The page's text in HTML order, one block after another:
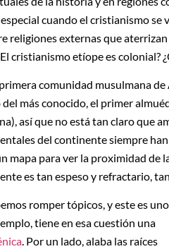
cuando el cristianismo se
religiones externas que
cristianismo etíope es colonial?
comunidad musulmana
más conocido, el primer
así que no está tan claro que
del continente siempre
mapa para ver la proximidad de
es tan espeso y refractario,
romper tópicos, y este es uno
tiene en esa cuestión una
. Por un lado, alaba las raíces